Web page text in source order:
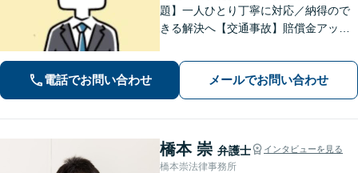
題】一人ひとり丁寧に対応／納得ので
きる解決へ【交通事故】賠償金アップ
手続きはお任せ【借金・債務整理】手
続きはもちろん、再発防止策や今後の
生活のフォローも行います。
電話でお問い合わせ メールでお問い合わせ
橋本 崇 弁護士 インタビューを見る
橋本崇法律事務所